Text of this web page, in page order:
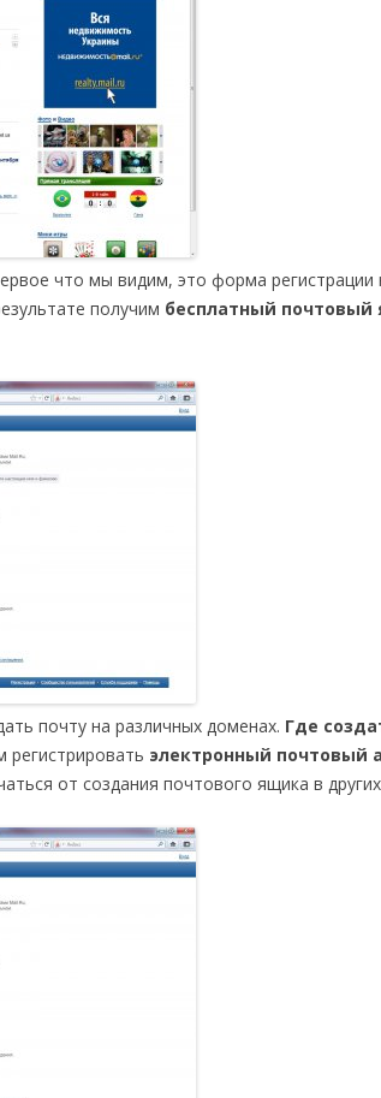
что мы видим, это форма регистрации
получим бесплатный почтовый
почту на различных доменах. Где
электронный почтовый
от создания почтового ящика в